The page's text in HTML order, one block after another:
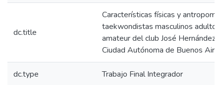
dc.title
Características físicas y
taekwondistas masculinos
amateur del club José Hernández
Ciudad Autónoma de Buenos
dc.type Trabajo Final Integrador